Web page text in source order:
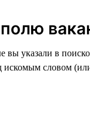
указали в
словом